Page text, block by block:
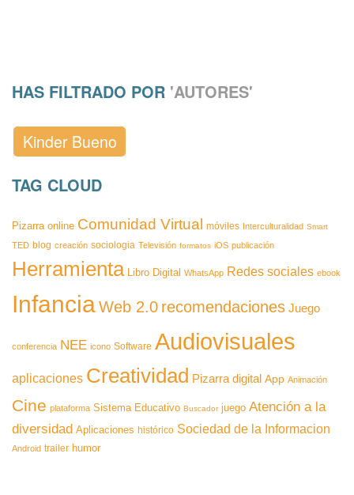
HAS FILTRADO POR 'AUTORES'
Kinder Bueno
TAG CLOUD
Pizarra online Comunidad Virtual móviles Interculturalidad Smart
TED blog creación sociologia Televisión formatos iOS publicación
Herramienta Libro Digital WhatsApp Redes sociales ebook
InfanciaWeb 2.0 recomendaciones Juego
conferencia NEE icono Software Audiovisuales
aplicaciones Creatividad Pizarra digital App Animación
Cine plataforma Sistema Educativo Buscador juego Atención a la
diversidad Aplicaciones histórico Sociedad de la Informacion
Android trailer humor